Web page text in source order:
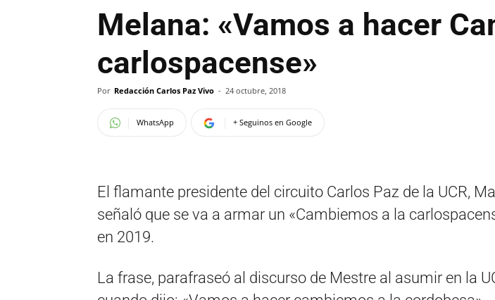
Melana: «Vamos a hacer
carlospacense»
Por Redacción Carlos Paz Vivo - 24 octubre, 2018
WhatsApp + Seguinos en Google
El flamante presidente del circuito Carlos Paz de la UCR,
señaló que se va a armar un «Cambiemos a la
en 2019.
La frase, parafraseó al discurso de Mestre al asumir en la